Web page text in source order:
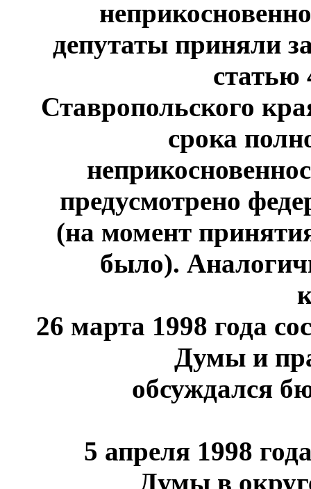
депутаты приняли
статью
Ставропольского
срока
предусмотрено
(на момент
было).
26 марта 1998 года
Думы и
обсуждался
5 апреля 1998
Думы в